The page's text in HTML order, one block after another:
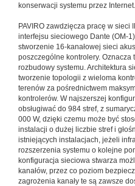
konserwacji systemu przez Internet.
PAVIRO zawdzięcza pracę w sieci
interfejsu sieciowego Dante (OM-
stworzenie 16-kanałowej sieci
poszczególne kontrolery. Oznacza
rozbudowy systemu. Architektura
tworzenie topologii z wieloma
terenów za pośrednictwem
kontrolerów. W najszerszej
obsługiwać do 984 stref, z
000 W, dzięki czemu może być
instalacji o dużej liczbie stref i
istniejących instalacjach, jeżeli
rozszerzenia systemu o kolejne
konfiguracja sieciowa stwarza
kanałów, przez co poziom
zagrożenia kanały te są zawsze